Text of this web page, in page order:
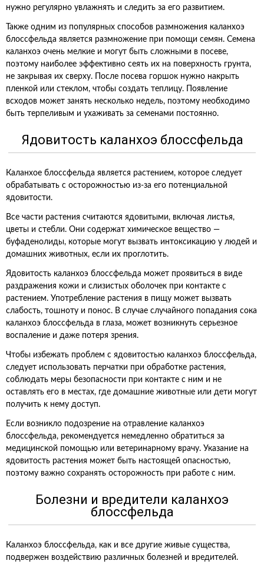
нужно регулярно увлажнять и следить за его развитием.
Также одним из популярных способов размножения каланхоэ
блоссфельда является размножение при помощи семян. Семена
каланхоэ очень мелкие и могут быть сложными в посеве,
поэтому наиболее эффективно сеять их на поверхность грунта,
не закрывая их сверху. После посева горшок нужно накрыть
пленкой или стеклом, чтобы создать теплицу. Появление
всходов может занять несколько недель, поэтому необходимо
быть терпеливым и ухаживать за семенами постоянно.
Ядовитость каланхоэ блоссфельда
Каланхое блоссфельда является растением, которое следует
обрабатывать с осторожностью из-за его потенциальной
ядовитости.
Все части растения считаются ядовитыми, включая листья,
цветы и стебли. Они содержат химическое вещество —
буфаденолиды, которые могут вызвать интоксикацию у людей и
домашних животных, если их проглотить.
Ядовитость каланхоэ блоссфельда может проявиться в виде
раздражения кожи и слизистых оболочек при контакте с
растением. Употребление растения в пищу может вызвать
слабость, тошноту и понос. В случае случайного попадания сока
каланхоэ блоссфельда в глаза, может возникнуть серьезное
воспаление и даже потеря зрения.
Чтобы избежать проблем с ядовитостью каланхоэ блоссфельда,
следует использовать перчатки при обработке растения,
соблюдать меры безопасности при контакте с ним и не
оставлять его в местах, где домашние животные или дети могут
получить к нему доступ.
Если возникло подозрение на отравление каланхоэ
блоссфельда, рекомендуется немедленно обратиться за
медицинской помощью или ветеринарному врачу. Указание на
ядовитость растения может быть настоящей опасностью,
поэтому важно сохранять осторожность при работе с ним.
Болезни и вредители каланхоэ
блоссфельда
Каланхоэ блоссфельда, как и все другие живые существа,
подвержен воздействию различных болезней и вредителей.